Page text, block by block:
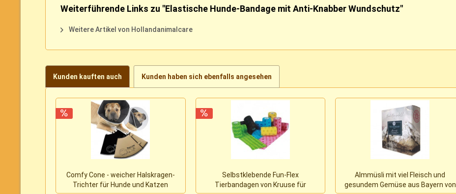
Weiterführende Links zu "Elastische Hunde-Bandage mit Anti-Knabber Wundschutz"
Weitere Artikel von Hollandanimalcare
Kunden kauften auch Kunden haben sich ebenfalls angesehen
Comfy Cone - weicher Halskragen-
Trichter für Hunde und Katzen
Selbstklebende Fun-Flex
Tierbandagen von Kruuse für
Almmüsli mit viel Fleisch und
gesundem Gemüse aus Bayern von